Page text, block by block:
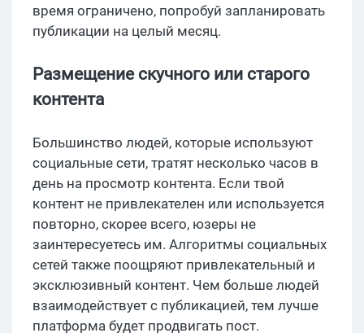
время ограничено, попробуй запланировать
публикации на целый месяц.
Размещение скучного или старого
контента
Большинство людей, которые используют
социальные сети, тратят несколько часов в
день на просмотр контента. Если твой
контент не привлекателен или используется
повторно, скорее всего, юзеры не
заинтересуетесь им. Алгоритмы социальных
сетей также поощряют привлекательный и
эксклюзивный контент. Чем больше людей
взаимодействует с публикацией, тем лучше
платформа будет продвигать пост.